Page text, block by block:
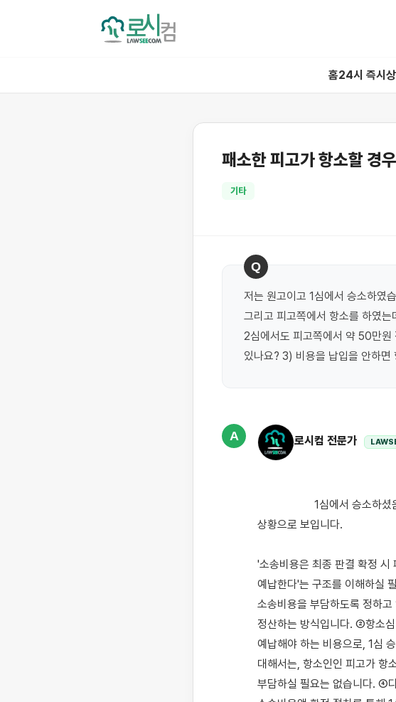
홈24시 즉시
패소한 피고가 항소할 경
기타
Q
저는 원고이고 1심에서 승소하였
그리고 피고쪽에서 항소를 하였
2심에서도 피고쪽에서 약 50만원
있나요? 3) 비용을 납입을 안하면
A 로시컴 전문가
상황으로 보입니다.
'소송비용은 최종 판결 확정 시
예납한다'는 구조를 이해하실
소송비용을 부담하도록 정하
정산하는 방식입니다. ②항소
예납해야 하는 비용으로, 1심
대해서는, 항소인인 피고가 항
부담하실 필요는 없습니다. ④